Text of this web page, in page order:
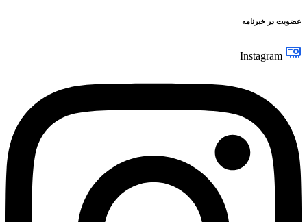
عضویت در خبرنامه
Instagram